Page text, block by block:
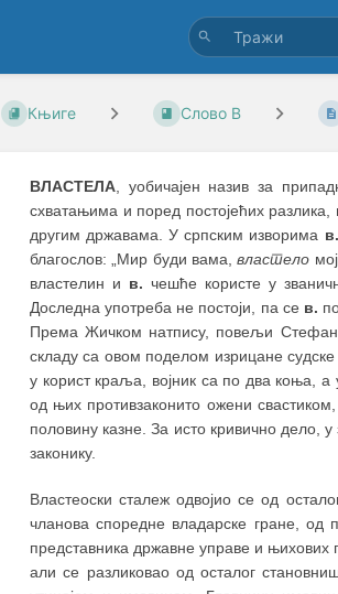
Књиге Слово В
ВЛАСТЕЛА, уобичајен назив за
схватањима и поред постојећих разлика,
другим државама. У српским изворима в.
благослов: „Мир буди вама,властело
властелин и в. чешће користе у
Доследна употреба не постоји, па се в.
Према Жичком натпису, повељи
складу са овом поделом изрицане
у корист краља, војник са по два коња,
од њих противзаконито ожени
половину казне. За исто кривично дело,
законику.
Властеоски сталеж одвојио се од
чланова споредне владарске гране, од
представника државне управе и
али се разликовао од осталог